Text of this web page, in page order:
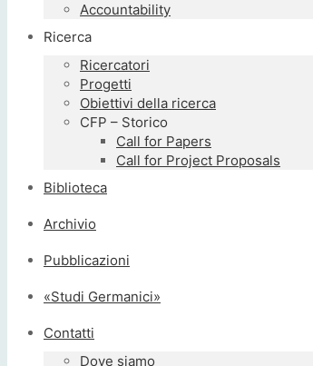
Accountability
Ricerca
Ricercatori
Progetti
Obiettivi della ricerca
CFP – Storico
Call for Papers
Call for Project Proposals
Biblioteca
Archivio
Pubblicazioni
«Studi Germanici»
Contatti
Dove siamo